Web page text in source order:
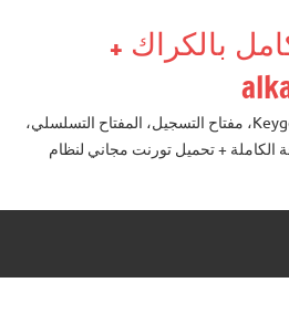
بالكراك +
البرامج والمفتاح المكسور، Keygen، مفتاح التسجيل، المفتاح التسلسلي،
الكاملة + تحميل تورنت مجاني لنظام